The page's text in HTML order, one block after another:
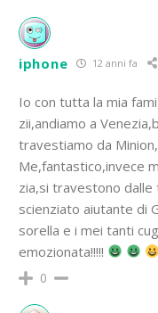
iphone 12 anni fa
Io con tutta la mia
zii,andiamo a
travestiamo da
Me,fantastico,invece
zia,si travestono dalle
scienziato aiutante di
sorella e i mei tanti
emozionata!!!!!
0